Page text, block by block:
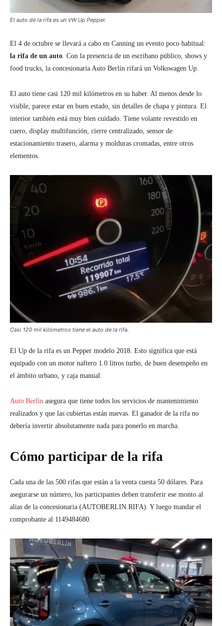
El auto de la rifa es un VW Up Pepper.
El 4 de octubre se llevará a cabo en Canning un evento poco habitual:
la rifa de un auto . Con la presencia de un escribano público, shows y
food trucks, la concesionaria Auto Berlín rifará un Volkswagen Up.
El auto tiene casi 120 mil kilómetros en su haber. Al menos desde lo
visible, parece estar en buen estado, sin detalles de chapa y pintura. El
interior también está muy bien cuidado. Tiene volante revestido en
cuero, display multifunción, cierre centralizado, sensor de
estacionamiento trasero, alarma y molduras cromadas, entre otros
elementos.
Casi 120 mil kilómetros tiene el auto de la rifa.
El Up de la rifa es un Pepper modelo 2018. Esto significa que está
equipado con un motor naftero 1.0 litros turbo, de buen desempeño en
el ámbito urbano, y caja manual.
Auto Berlín asegura que tiene todos los servicios de mantenimiento
realizados y que las cubiertas están nuevas. El ganador de la rifa no
debería invertir absolutamente nada para ponerlo en marcha.
Cómo participar de la rifa
Cada una de las 500 rifas que están a la venta cuesta 50 dólares. Para
asegurarse un número, los participantes deben transferir ese monto al
alias de la concesionaria (AUTOBERLIN.RIFA). Y luego mandar el
comprobante al 1149484680.